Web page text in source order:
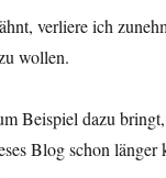
verliere ich
wollen.
Beispiel dazu
Blog schon